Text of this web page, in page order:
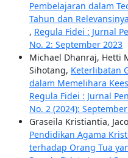
Pembelajaran dalam
Tahun dan
, Regula Fidei : Jurnal
No. 2: September 2023
Michael Dhanraj, Hetti
Sihotang, Keterlibatan
dalam Memelihara
Regula Fidei : Jurnal
No. 2 (2024):
Graseila Kristiantia,
Pendidikan Agama
terhadap Orang Tua